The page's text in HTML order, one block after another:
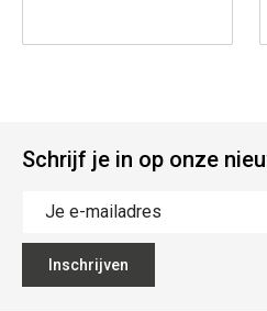
Schrijf je in op onze
Inschrijven